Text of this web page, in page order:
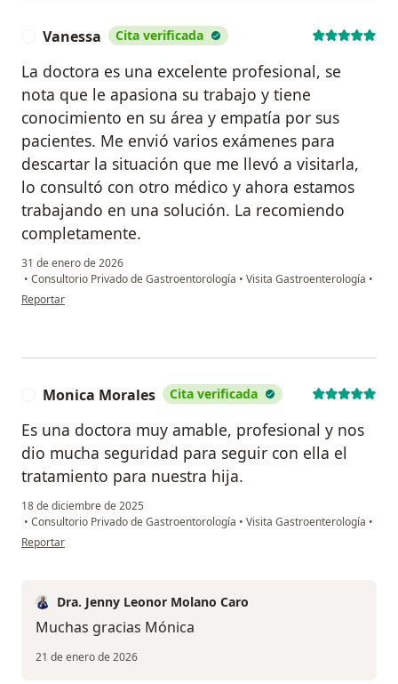
Vanessa Cita verificada
La doctora es una excelente profesional, se
nota que le apasiona su trabajo y tiene
conocimiento en su área y empatía por sus
pacientes. Me envió varios exámenes para
descartar la situación que me llevó a visitarla,
lo consultó con otro médico y ahora estamos
trabajando en una solución. La recomiendo
completamente.
31 de enero de 2026
• Consultorio Privado de Gastroentorología • Visita Gastroenterología •
en opinión del usuario Vanessa
Reportar
Monica Morales Cita verificada
Es una doctora muy amable, profesional y nos
dio mucha seguridad para seguir con ella el
tratamiento para nuestra hija.
18 de diciembre de 2025
• Consultorio Privado de Gastroentorología • Visita Gastroenterología •
en opinión del usuario Monica Morales
Reportar
Dra. Jenny Leonor Molano Caro
Muchas gracias Mónica
21 de enero de 2026